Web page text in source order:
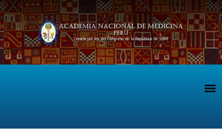
Pasar al contenido principal